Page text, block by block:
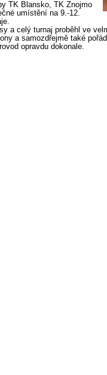
TKBlansko,
TK Znojmo
umístění na 9.-12.
a celý turnaj proběhl ve
a samozdřejmě také
opravdu dokonale.